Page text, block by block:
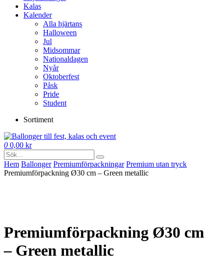
Kalas
Kalender
Alla hjärtans
Halloween
Jul
Midsommar
Nationaldagen
Nyår
Oktoberfest
Påsk
Pride
Student
Sortiment
0 0,00 kr
Hem Ballonger Premium­förpackningar Premium utan tryck
Premiumförpackning Ø30 cm – Green metallic
Premiumförpackning Ø30 cm
– Green metallic